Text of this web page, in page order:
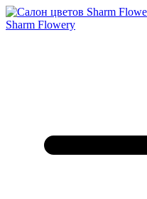
Sharm Flowery